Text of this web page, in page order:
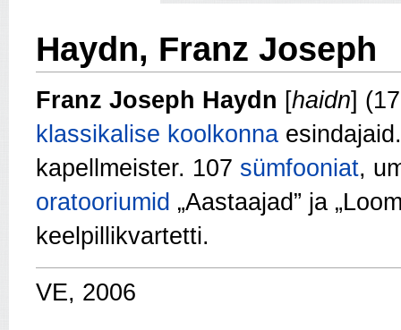
Haydn, Franz Joseph
Franz Joseph Haydn [haidn]
klassikalise koolkonna
kapellmeister. 107 sümfooniat,
oratooriumid „Aastaajad” ja
keelpillikvartetti.
VE, 2006